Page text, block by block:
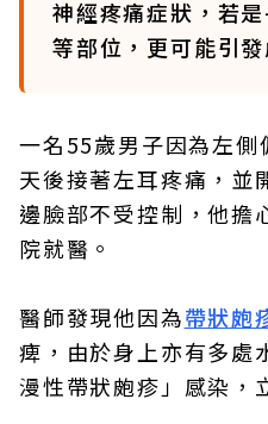
神經疼痛症狀，若
等部位，更可能引發
一名55歲男子因為左
天後接著左耳疼痛，並
邊臉部不受控制，他擔
院就醫。
醫師發現他因為帶狀皰
痺，由於身上亦有多處
漫性帶狀皰疹」感染，